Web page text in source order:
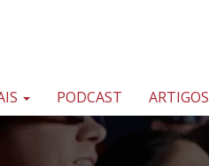
PODCAST ARTIGOS